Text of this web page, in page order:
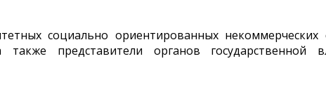
социально ориентированных
представители органов государственной